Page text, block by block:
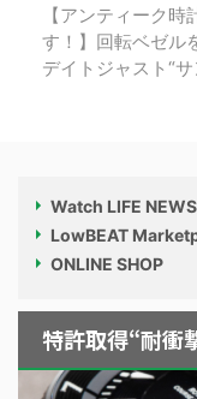
【アンティーク時
す！】回転ベゼル
デイトジャスト“
Watch LIFE NEWS
LowBEAT
ONLINE SHOP
特許取得“耐衝